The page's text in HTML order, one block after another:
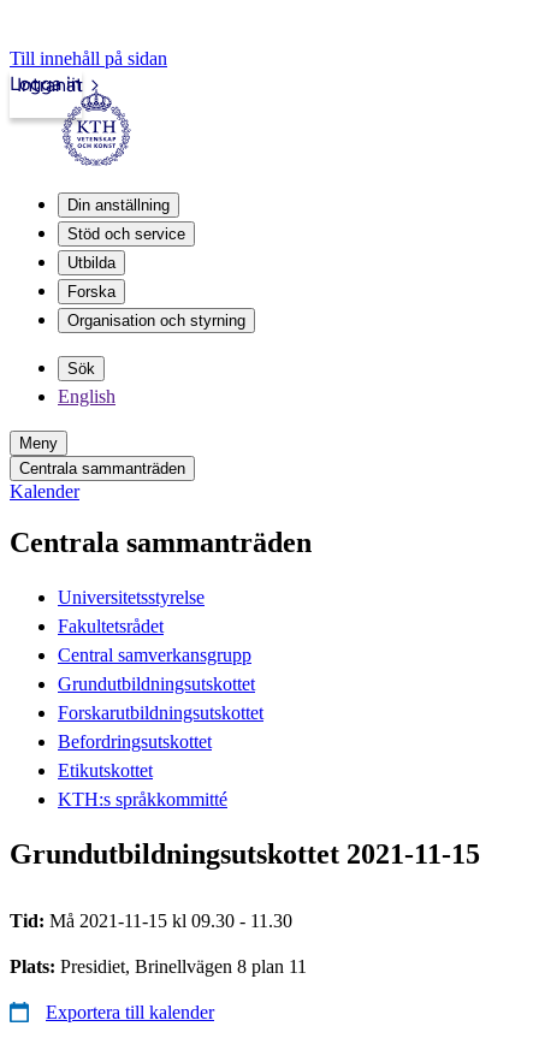
Till innehåll på sidan
Intranät
Logga in
Din anställning
Stöd och service
Utbilda
Forska
Organisation och styrning
Sök
English
Meny
Centrala sammanträden
Kalender
Centrala sammanträden
Universitetsstyrelse
Fakultetsrådet
Central samverkansgrupp
Grundutbildningsutskottet
Forskarutbildningsutskottet
Befordringsutskottet
Etikutskottet
KTH:s språkkommitté
Grundutbildningsutskottet 2021-11-15
Tid: Må 2021-11-15 kl 09.30 - 11.30
Plats: Presidiet, Brinellvägen 8 plan 11
Exportera till kalender